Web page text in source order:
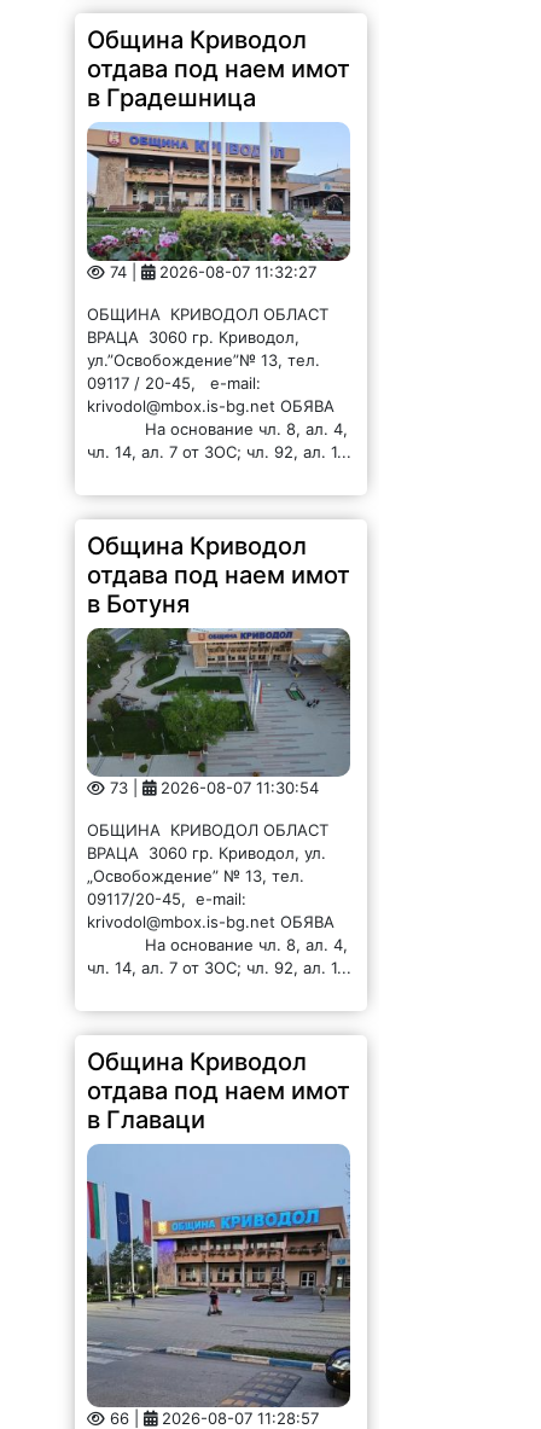
Община Криводол
отдава под наем имот
в Градешница
74 | 2026-08-07 11:32:27
ОБЩИНА КРИВОДОЛ ОБЛАСТ
ВРАЦА 3060 гр. Криводол,
ул.”Освобождение”№ 13, тел.
09117 / 20-45, e-mail:
krivodol@mbox.is-bg.net ОБЯВА
На основание чл. 8, ал. 4,
чл. 14, ал. 7 от ЗОС; чл. 92, ал. 1...
Община Криводол
отдава под наем имот
в Ботуня
73 | 2026-08-07 11:30:54
ОБЩИНА КРИВОДОЛ ОБЛАСТ
ВРАЦА 3060 гр. Криводол, ул.
„Освобождение” № 13, тел.
09117/20-45, e-mail:
krivodol@mbox.is-bg.net ОБЯВА
На основание чл. 8, ал. 4,
чл. 14, ал. 7 от ЗОС; чл. 92, ал. 1...
Община Криводол
отдава под наем имот
в Главаци
66 | 2026-08-07 11:28:57